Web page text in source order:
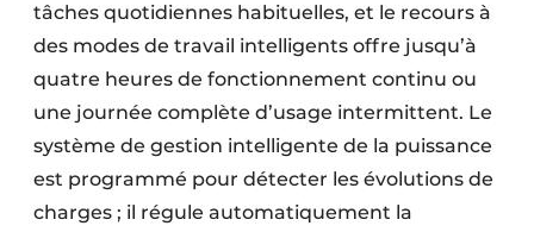
tâches quotidiennes habituelles, et le recours à
des modes de travail intelligents offre jusqu’à
quatre heures de fonctionnement continu ou
une journée complète d’usage intermittent. Le
système de gestion intelligente de la puissance
est programmé pour détecter les évolutions de
charges ; il régule automatiquement la